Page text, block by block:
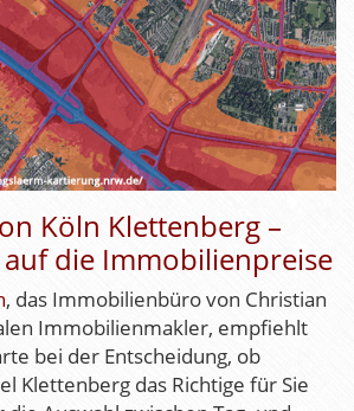
Köln Klettenberg –
die Immobilienpreise
, das Immobilienbüro von Christian
Immobilienmakler, empfiehlt
bei der Entscheidung, ob
Klettenberg das Richtige für Sie